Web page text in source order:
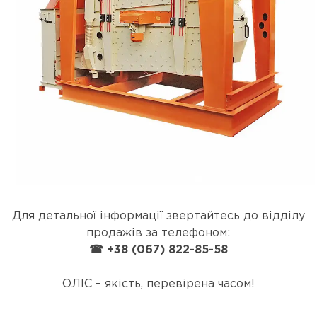
Для детальної інформації звертайтесь до відділу
продажів за телефоном:
☎ +38 (067) 822-85-58
ОЛІС – якість, перевірена часом!